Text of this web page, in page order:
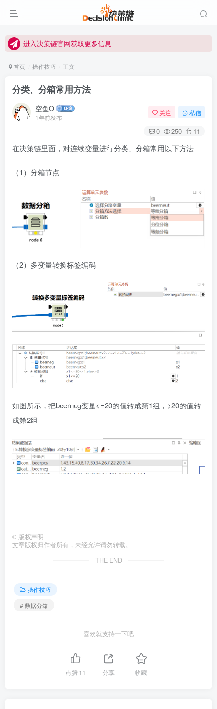
进入决策链Wiki获取官方使用指南
进入决策链官网获取更多信息
关注Bilibili官方视频号获取更多教程
首页 操作技巧 正文
分类、分箱常用方法
空鱼O
1年前发布
关注 私信
0 250 11
在决策链里面，对连续变量进行分类、分箱常用以下方法
（1）分箱节点
（2）多变量转换标签编码
如图所示，把beerneg变量<=20的值转成第1组，>20的值转
成第2组
© 版权声明
文章版权归作者所有，未经允许请勿转载。
THE END
操作技巧
# 数据分箱
喜欢就支持一下吧
点赞11 分享 收藏